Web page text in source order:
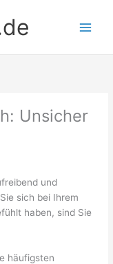
Unsicher
und
sich bei Ihrem
haben, sind Sie
häufigsten